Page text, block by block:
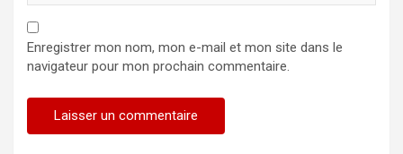
Enregistrer mon nom, mon e-mail et mon site dans le
navigateur pour mon prochain commentaire.